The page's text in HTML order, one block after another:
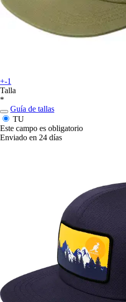
+-1
Talla
*
Guía de tallas
TU
Este campo es obligatorio
Enviado en 24 días